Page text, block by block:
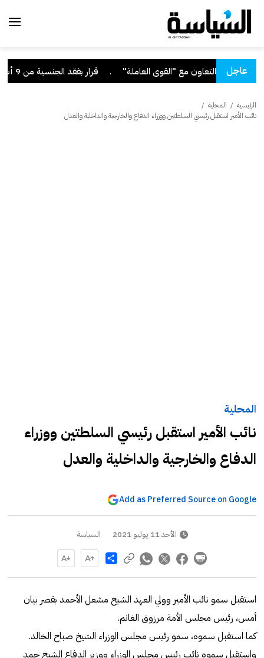
عاجل قرار بفقد الجنسية من 9 أشخاص
الرئيسية / المحلية /
نائب الأمير استقبل رئيسي السلطتين ووزراء الدفاع والخارجية والداخلية والعدل
المحلية
نائب الأمير استقبل رئيسي السلطتين ووزراء
الدفاع والخارجية والداخلية والعدل
Add as Preferred Source on Google
الأحد 11 يوليو 2021 السياسة
Share
استقبل سمو نائب الأمير وولي العهد الشيخ مشعل الأحمد بقصر بيان
أمس، رئيس مجلس الأمة مرزوق الغانم.
كما استقبل سموه، سمو رئيس مجلس الوزراء الشيخ صباح الخالد.
واستقبل سموه نائب رئيس مجلس الوزراء ووزير الدفاع الشيخ حمد